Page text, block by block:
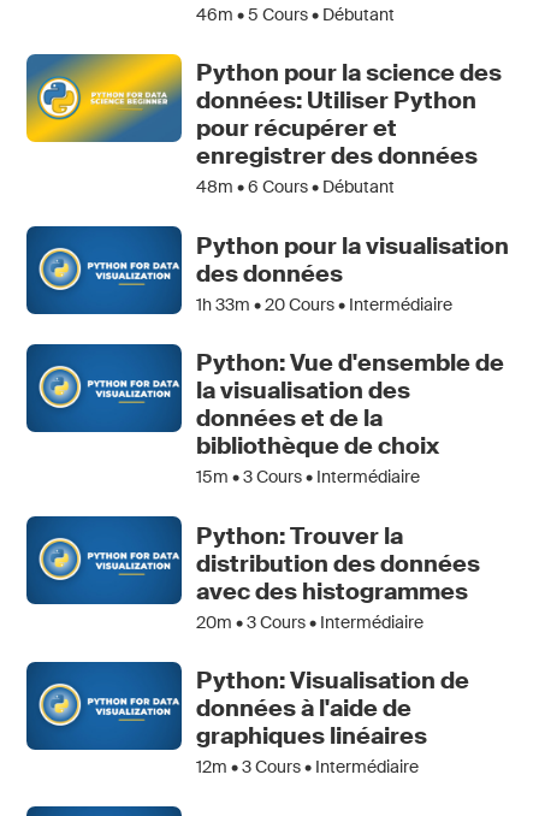
46m •5 Cours • Débutant
Python pour la science des
données: Utiliser Python
pour récupérer et
enregistrer des données
48m •6 Cours • Débutant
Python pour la visualisation
des données
1h 33m •20Cours • Intermédiaire
Python: Vue d'ensemble de
la visualisation des
données et de la
bibliothèque de choix
15m •3Cours • Intermédiaire
Python: Trouver la
distribution des données
avec des histogrammes
20m •3Cours • Intermédiaire
Python: Visualisation de
données à l'aide de
graphiques linéaires
12m •3Cours • Intermédiaire